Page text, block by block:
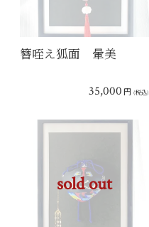
簪咥え狐面 暈美
35,000 円 (税込)
sold out